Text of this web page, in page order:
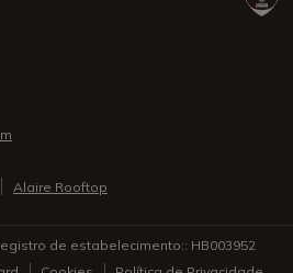
Alaire Rooftop
de estabelecimento:: HB003952